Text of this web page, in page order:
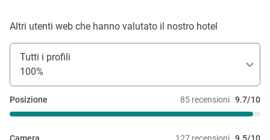
Altri utenti web che hanno valutato il nostro hotel
Tutti i profili
100%
85 recensioni 9.7/10
Posizione
127 recensioni 9.5/10
Camera